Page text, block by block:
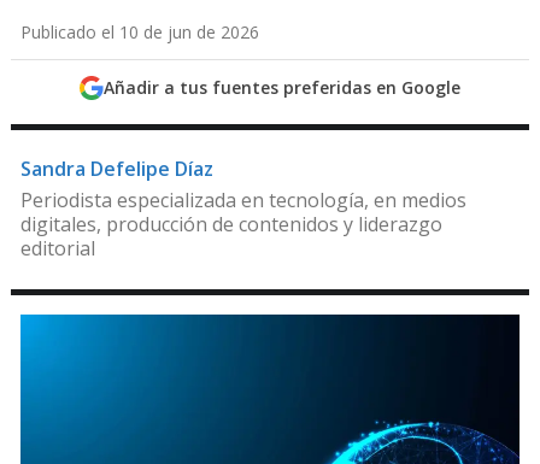
Publicado el 10 de jun de 2026
Añadir a tus fuentes preferidas en Google
Sandra Defelipe Díaz
Periodista especializada en tecnología, en medios
digitales, producción de contenidos y liderazgo
editorial